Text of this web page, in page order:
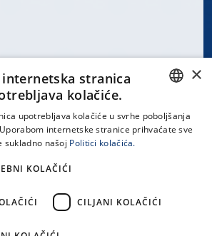
Split
CROATIAN
×
internetska stranica
kolačiće.
upotrebljava kolačiće u svrhe poboljšanja
internetske stranice prihvaćate sve
sukladno našoj Politici kolačića.
KOLAČIĆI
CILJANI KOLAČIĆI